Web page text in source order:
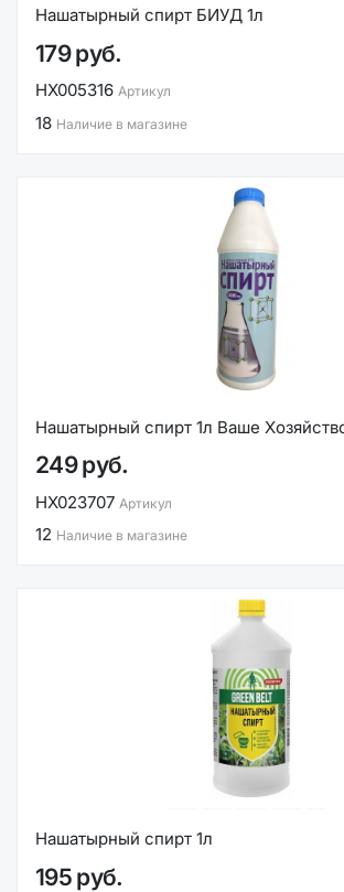
Нашатырный спирт БИУД 1л
179 руб.
НХ005316 Артикул
18 Наличие в магазине
Нашатырный спирт 1л Ваше
249 руб.
НХ023707 Артикул
12 Наличие в магазине
Нашатырный спирт 1л
195 руб.